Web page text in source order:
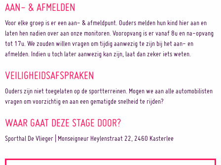
AAN- & AFMELDEN
Voor elke groep is er een aan- & afmeldpunt. Ouders melden hun kind hier aan en
laten hen nadien over aan onze monitoren. Vooropvang is er vanaf 8u en na-opvang
tot 17u. We zouden willen vragen om tijdig aanwezig te zijn bij het aan- en
afmelden. Indien u toch later aanwezig kan zijn, laat dan zeker iets weten.
VEILIGHEIDSAFSPRAKEN
Ouders zijn niet toegelaten op de sportterreinen. Mogen we aan alle automobilisten
vragen om voorzichtig en aan een gematigde snelheid te rijden?
WAAR GAAT DEZE STAGE DOOR?
Sporthal De Vlieger | Monseigneur Heylenstraat 22, 2460 Kasterlee